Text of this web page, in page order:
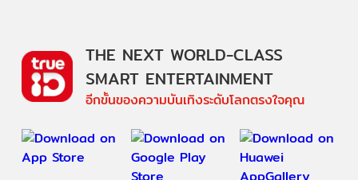
THE NEXT WORLD-CLASS
SMART ENTERTAINMENT
อีกขั้นของความบันเทิงระดับโลกตรงใจคุณ